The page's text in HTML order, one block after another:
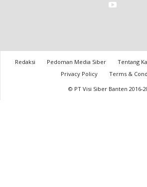
Redaksi Pedoman Media Siber Tentang
Privacy Policy
Terms &
© PT Visi Siber Banten 2016-